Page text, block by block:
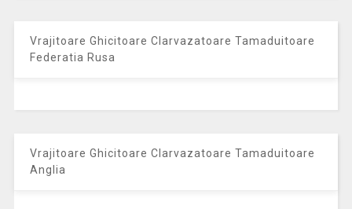
Vrajitoare Ghicitoare Clarvazatoare Tamaduitoare
Federatia Rusa
Vrajitoare Ghicitoare Clarvazatoare Tamaduitoare
Anglia